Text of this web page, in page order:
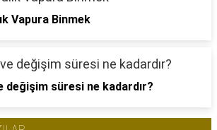
Vapura Binmek
değişim süresi ne kadardır?